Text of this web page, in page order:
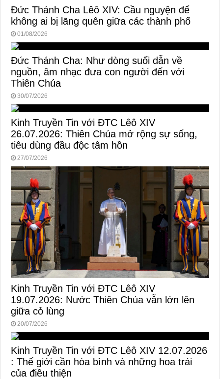
Đức Thánh Cha Lêô XIV: Cầu nguyện để
không ai bị lãng quên giữa các thành phố
01/08/2026
Đức Thánh Cha: Như dòng suối dẫn về
nguồn, âm nhạc đưa con người đến với
Thiên Chúa
30/07/2026
Kinh Truyền Tin với ĐTC Lêô XIV
26.07.2026: Thiên Chúa mở rộng sự sống,
tiêu dùng đầu độc tâm hồn
27/07/2026
Kinh Truyền Tin với ĐTC Lêô XIV
19.07.2026: Nước Thiên Chúa vẫn lớn lên
giữa cỏ lùng
20/07/2026
Kinh Truyền Tin với ĐTC Lêô XIV 12.07.2026
: Thế giới cần hòa bình và những hoa trái
của điều thiện